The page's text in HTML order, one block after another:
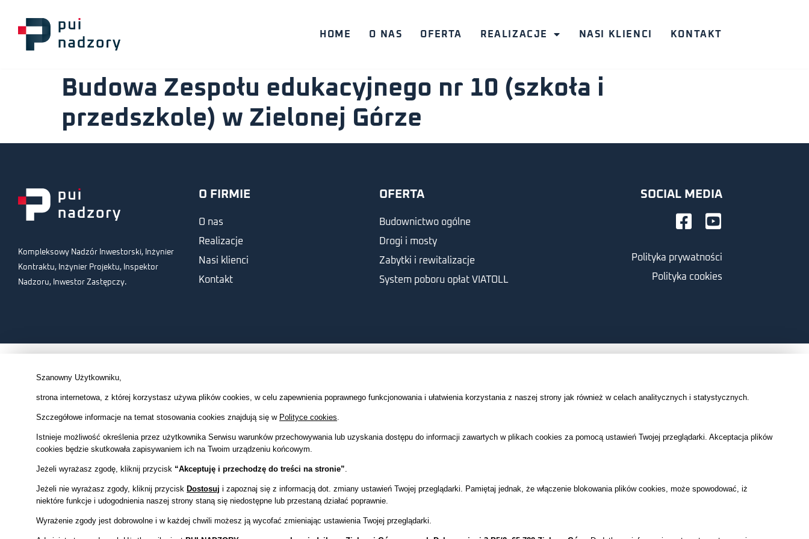
HOME O NAS OFERTA REALIZACJE NASI KLIENCI KONTAKT
Budowa Zespołu edukacyjnego nr 10 (szkoła i
przedszkole) w Zielonej Górze
Kompleksowy Nadzór Inwestorski, Inżynier
Kontraktu, Inżynier Projektu, Inspektor
Nadzoru, Inwestor Zastępczy.
O FIRMIE
O nas
Realizacje
Nasi klienci
Kontakt
OFERTA
Budownictwo ogólne
Drogi i mosty
Zabytki i rewitalizacje
System poboru opłat VIATOLL
SOCIAL MEDIA
Polityka prywatności
Polityka cookies
Szanowny Użytkowniku,
strona internetowa, z której korzystasz używa plików cookies, w celu zapewnienia poprawnego funkcjonowania i ułatwienia korzystania z naszej strony jak również w celach analitycznych i statystycznych.
Szczegółowe informacje na temat stosowania cookies znajdują się w Polityce cookies.
Istnieje możliwość określenia przez użytkownika Serwisu warunków przechowywania lub uzyskania dostępu do informacji zawartych w plikach cookies za pomocą ustawień Twojej przeglądarki. Akceptacja plików
cookies będzie skutkowała zapisywaniem ich na Twoim urządzeniu końcowym.
Jeżeli wyrażasz zgodę, kliknij przycisk “Akceptuję i przechodzę do treści na stronie”.
Jeżeli nie wyrażasz zgody, kliknij przycisk Dostosuj i zapoznaj się z informacją dot. zmiany ustawień Twojej przeglądarki. Pamiętaj jednak, że włączenie blokowania plików cookies, może spowodować, iż
niektóre funkcje i udogodnienia naszej strony staną się niedostępne lub przestaną działać poprawnie.
Wyrażenie zgody jest dobrowolne i w każdej chwili możesz ją wycofać zmieniając ustawienia Twojej przeglądarki.